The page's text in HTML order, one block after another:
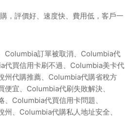
，評價好、速度快、費用低，客戶一
Columbia訂單被取消、 Columbia代
代買信用卡刷不過、 Columbia美卡代
州代購推薦、 Columbia代購省稅方
便宜、 Columbia代刷失敗解決、
Columbia代買信用卡問題、
、 Columbia代購私人地址安全、